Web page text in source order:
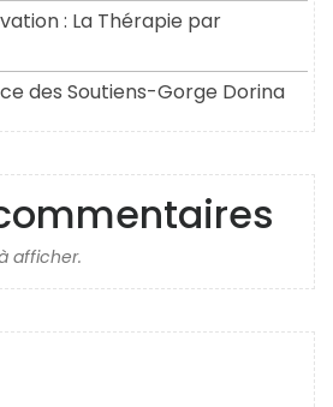
: La Thérapie par
des Soutiens-Gorge Dorina
afficher.